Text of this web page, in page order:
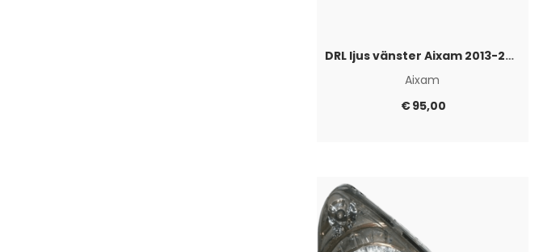
DRL ljus vänster Aixam 2013-2016
Aixam
€95,00